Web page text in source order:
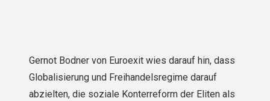
Gernot Bodner von Euroexit wies darauf hin, dass
Globalisierung und Freihandelsregime darauf
abzielten, die soziale Konterreform der Eliten als